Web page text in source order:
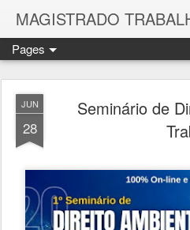
MAGISTRADO
Pages
JUN
28
Seminário de